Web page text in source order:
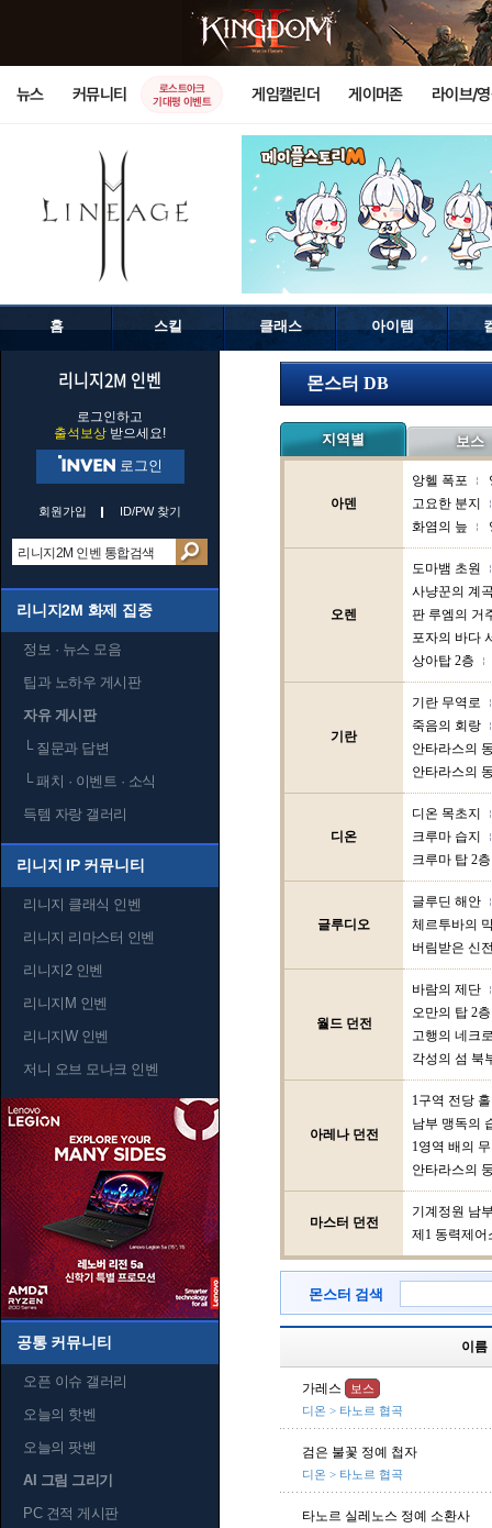
뉴스 커뮤니티
로스트아크
기대평 이벤트
게임캘린더 게이머존 라이브/
홈 스킬 클래스 아이템
리니지2M 인벤
로그인하고
출석보상 받으세요!
로그인
회원가입 ID/PW 찾기
리니지2M 화제 집중
정보 · 뉴스 모음
팁과 노하우 게시판
자유 게시판
└질문과 답변
└패치 · 이벤트 · 소식
득템 자랑 갤러리
리니지 IP 커뮤니티
리니지 클래식 인벤
리니지 리마스터 인벤
리니지2 인벤
리니지M 인벤
리니지W 인벤
저니 오브 모나크 인벤
공통 커뮤니티
오픈 이슈 갤러리
오늘의 핫벤
오늘의 팟벤
AI 그림 그리기
PC 견적 게시판
몬스터 DB
지역별 보스
아덴
앙헬 폭포
고요한 분지
화염의 늪
오렌
도마뱀 초원
사냥꾼의 계
판 루엠의 거
포자의 바다
상아탑 2층
기란
기란 무역로
죽음의 회랑
안타라스의
안타라스의
디온
디온 목초지
크루마 습지
크루마 탑 2층
글루디오
글루딘 해안
체르투바의
버림받은 신
월드 던전
바람의 제단
오만의 탑 2층
고행의 네크
각성의 섬 북
아레나 던전
1구역 전당 홀
남부 맹독의
1영역 배의
안타라스의
마스터 던전
기계정원 남
제1 동력제어
몬스터 검색
이름
가레스
보스
디온 > 타노르 협곡
검은 불꽃 정예 첩자
디온 > 타노르 협곡
타노르 실레노스 정예 소환사